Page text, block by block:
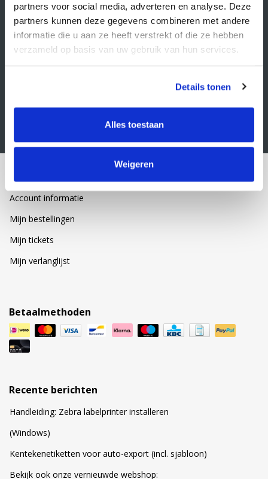
partners voor social media, adverteren en analyse. Deze
partners kunnen deze gegevens combineren met andere
informatie die u aan ze heeft verstrekt of die ze hebben
verzameld op basis van uw gebruik van hun services.
Details tonen
Alles toestaan
Weigeren
Privacy statement
Klacht indienen
Nieuwsbrief
Account informatie
Mijn bestellingen
Mijn tickets
Mijn verlanglijst
Betaalmethoden
Recente berichten
Handleiding: Zebra labelprinter installeren
(Windows)
Kentekenetiketten voor auto-export (incl. sjabloon)
Bekijk ook onze vernieuwde webshop: